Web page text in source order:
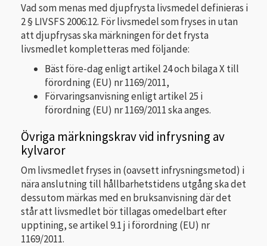
Vad som menas med djupfrysta livsmedel definieras i
2 § LIVSFS 2006:12. För livsmedel som fryses in utan
att djupfrysas ska märkningen för det frysta
livsmedlet kompletteras med följande:
Bäst före-dag enligt artikel 24 och bilaga X till
förordning (EU) nr 1169/2011,
Förvaringsanvisning enligt artikel 25 i
förordning (EU) nr 1169/2011 ska anges.
Övriga märkningskrav vid infrysning av
kylvaror
Om livsmedlet fryses in (oavsett infrysningsmetod) i
nära anslutning till hållbarhetstidens utgång ska det
dessutom märkas med en bruksanvisning där det
står att livsmedlet bör tillagas omedelbart efter
upptining, se artikel 9.1 j i förordning (EU) nr
1169/2011.